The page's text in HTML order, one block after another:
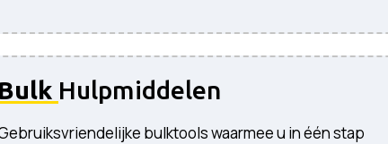
Bulk Hulpmiddelen
bulktools waarmee u in één stap